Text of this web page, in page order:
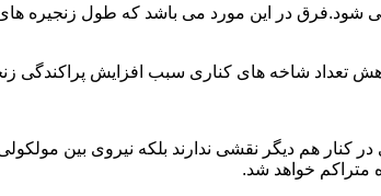
تعداد شاخه های کناری سبب افزایش پراکندگی
هم دیگر نقشی ندارند بلکه نیروی بین
متراکم خواهد شد.